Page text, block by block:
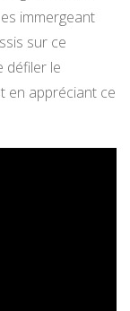
immergeant
sur ce
défiler le
en appréciant ce